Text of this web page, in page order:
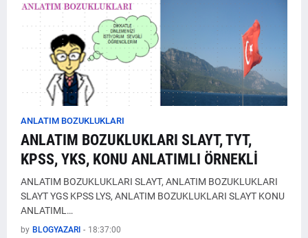
ANLATIM BOZUKLUKLARI
ANLATIM BOZUKLUKLARI SLAYT, TYT,
KPSS, YKS, KONU ANLATIMLI ÖRNEKLİ
ANLATIM BOZUKLUKLARI SLAYT, ANLATIM BOZUKLUKLARI
SLAYT YGS KPSS LYS, ANLATIM BOZUKLUKLARI SLAYT KONU
ANLATIML…
by BLOGYAZARI - 18:37:00